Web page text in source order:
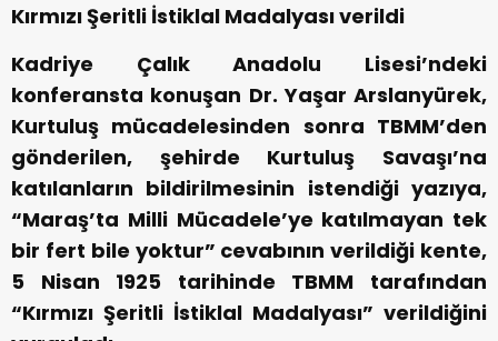
Kırmızı Şeritli İstiklal Madalyası verildi
Kadriye Çalık Anadolu Lisesi’ndeki
konferansta konuşan Dr. Yaşar Arslanyürek,
Kurtuluş mücadelesinden sonra TBMM’den
gönderilen, şehirde Kurtuluş Savaşı’na
katılanların bildirilmesinin istendiği yazıya,
“Maraş’ta Milli Mücadele’ye katılmayan tek
bir fert bile yoktur” cevabının verildiği kente,
5 Nisan 1925 tarihinde TBMM tarafından
“Kırmızı Şeritli İstiklal Madalyası” verildiğini